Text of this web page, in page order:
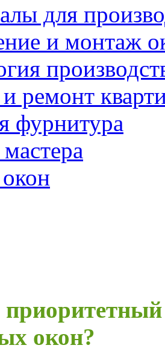
для
и монтаж
ремонт
фурнитура
окон?